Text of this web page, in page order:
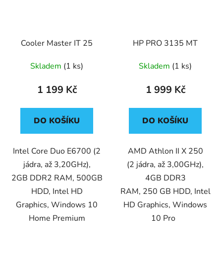
Cooler Master IT 25
Skladem (1 ks)
1 199 Kč
DO KOŠÍKU
Intel Core Duo E6700 (2
jádra, až 3,20GHz),
2GB DDR2 RAM, 500GB
HDD, Intel HD
Graphics, Windows 10
Home Premium
HP PRO 3135 MT
Skladem (1 ks)
1 999 Kč
DO KOŠÍKU
AMD Athlon II X 250
(2 jádra, až 3,00GHz),
4GB DDR3
RAM, 250 GB HDD, Intel
HD Graphics, Windows
10 Pro